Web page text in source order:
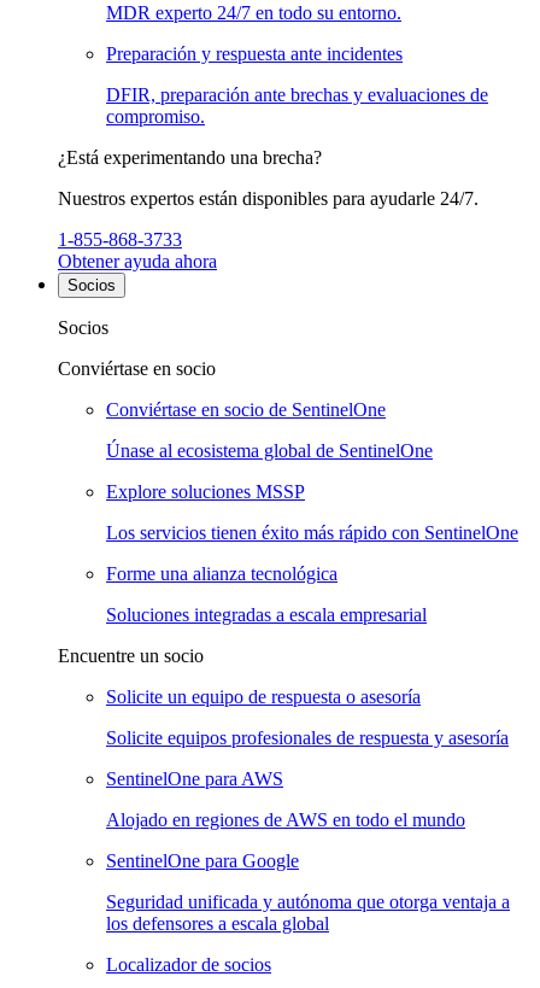
MDR experto 24/7 en todo su entorno.
Preparación y respuesta ante incidentes
DFIR, preparación ante brechas y evaluaciones de
compromiso.
¿Está experimentando una brecha?
Nuestros expertos están disponibles para ayudarle 24/7.
1-855-868-3733
Obtener ayuda ahora
Socios
Socios
Conviértase en socio
Conviértase en socio de SentinelOne
Únase al ecosistema global de SentinelOne
Explore soluciones MSSP
Los servicios tienen éxito más rápido con SentinelOne
Forme una alianza tecnológica
Soluciones integradas a escala empresarial
Encuentre un socio
Solicite un equipo de respuesta o asesoría
Solicite equipos profesionales de respuesta y asesoría
SentinelOne para AWS
Alojado en regiones de AWS en todo el mundo
SentinelOne para Google
Seguridad unificada y autónoma que otorga ventaja a
los defensores a escala global
Localizador de socios